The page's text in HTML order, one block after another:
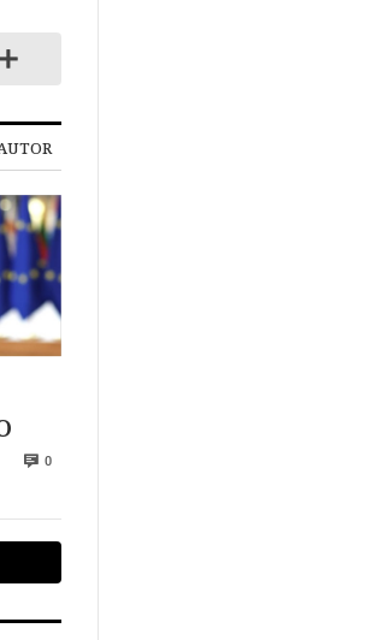
0